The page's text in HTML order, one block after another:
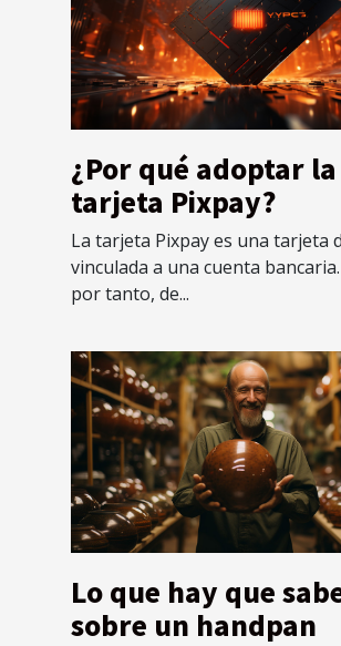
¿Por qué adoptar la
tarjeta Pixpay?
La tarjeta Pixpay es una tarjeta
vinculada a una cuenta
por tanto, de...
Lo que hay que
sobre un handpan